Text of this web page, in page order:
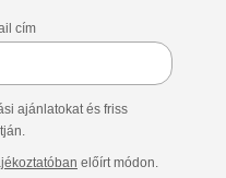
cím
ajánlatokat és friss
előírt módon.